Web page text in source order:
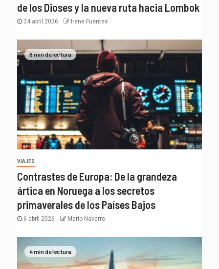
de los Dioses y la nueva ruta hacia Lombok
24 abril 2026 Irene Fuentes
6 min de lectura
VIAJES
Contrastes de Europa: De la grandeza
ártica en Noruega a los secretos
primaverales de los Países Bajos
6 abril 2026 Mario Navarro
4 min de lectura